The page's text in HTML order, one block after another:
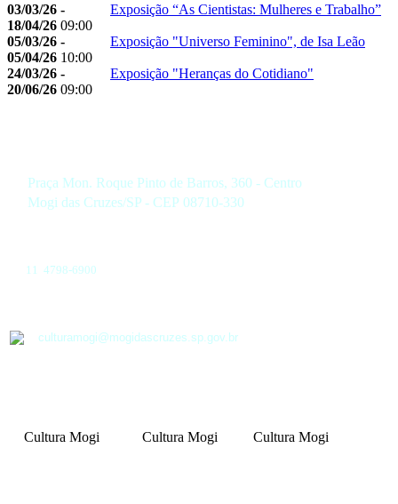
03/03/26 -
18/04/26 09:00
Exposição “As Cientistas: Mulheres e Trabalho”
05/03/26 -
05/04/26 10:00
Exposição "Universo Feminino", de Isa Leão
24/03/26 -
20/06/26 09:00
Exposição "Heranças do Cotidiano"
Praça Mon. Roque Pinto de Barros, 360 - Centro
Mogi das Cruzes/SP - CEP 08710-330
11 4798-6900
culturamogi@mogidascruzes.sp.gov.br
Cultura Mogi Cultura Mogi Cultura Mogi